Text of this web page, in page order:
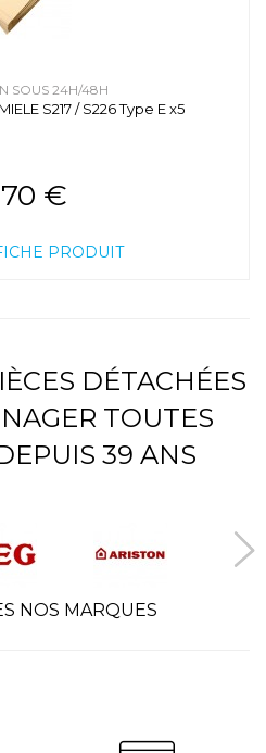
SOUS 24H/48H
S217 / S226 Type E x5
€
PRODUIT
DÉTACHÉES
TOUTES
39 ANS
NOS MARQUES